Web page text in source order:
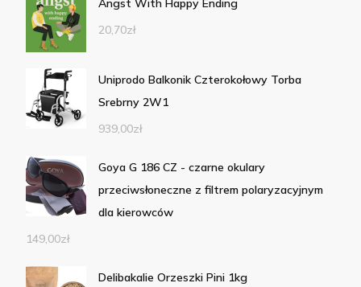
Angst With Happy Ending
20,70zł
Uniprodo Balkonik Czterokołowy Torba
Srebrny 2W1
939,00zł
Goya G 186 CZ - czarne okulary
przeciwsłoneczne z filtrem polaryzacyjnym
dla kierowców
149,00zł
Delibakalie Orzeszki Pini 1kg